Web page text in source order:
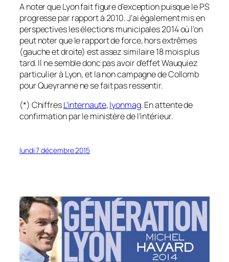
A noter que Lyon fait figure d’exception puisque le PS
progresse par rapport à 2010. J’ai également mis en
perspectives les élections municipales 2014 où l’on
peut noter que le rapport de force, hors extrêmes
(gauche et droite) est assez similaire 18 mois plus
tard. Il ne semble donc pas avoir d’effet Wauquiez
particulier à Lyon, et la non campagne de Collomb
pour Queyranne ne se fait pas ressentir.
(*) ChiffresL’internaute,lyonmag. En attente de
confirmation par le ministère de l’intérieur.
lundi 7 décembre 2015